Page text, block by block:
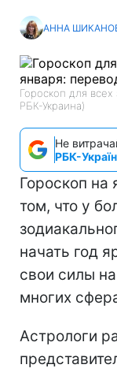
АННА
Гороскоп для
РБК-Украина)
Не
РБК-
Гороскоп на
том, что у
начать год
свои силы
многих
Астрологи